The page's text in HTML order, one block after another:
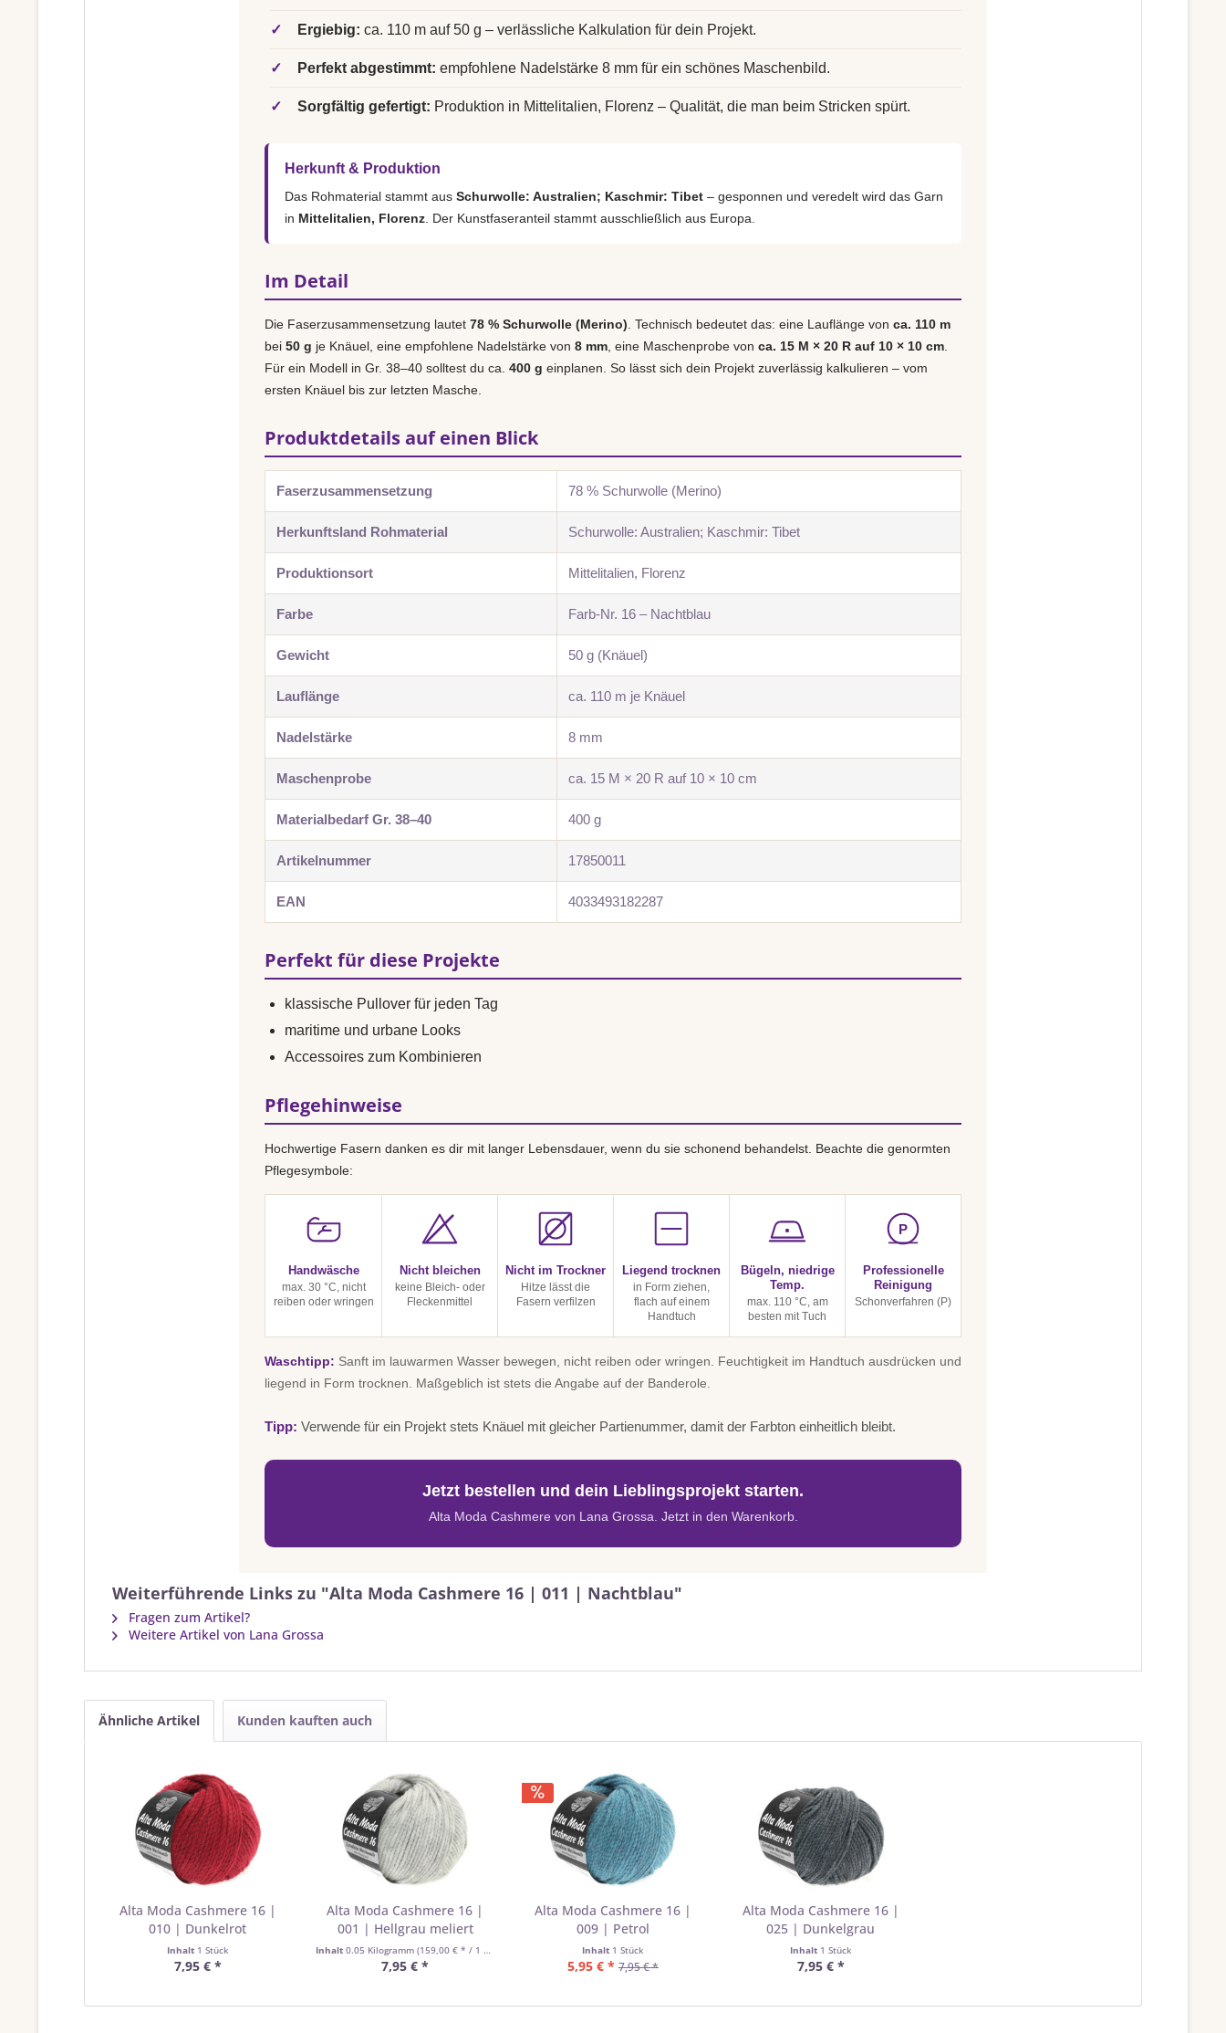
✓ Ergiebig: ca. 110 m auf 50 g – verlässliche Kalkulation für dein Projekt.
✓ Perfekt abgestimmt: empfohlene Nadelstärke 8 mm für ein schönes Maschenbild.
✓ Sorgfältig gefertigt: Produktion in Mittelitalien, Florenz – Qualität, die man beim Stricken spürt.
Herkunft & Produktion
Das Rohmaterial stammt aus Schurwolle: Australien; Kaschmir: Tibet – gesponnen und veredelt wird das Garn
in Mittelitalien, Florenz . Der Kunstfaseranteil stammt ausschließlich aus Europa.
Im Detail
Die Faserzusammensetzung lautet 78 % Schurwolle (Merino) . Technisch bedeutet das: eine Lauflänge von ca. 110 m
bei 50 g je Knäuel, eine empfohlene Nadelstärke von 8 mm , eine Maschenprobe von ca. 15 M × 20 R auf 10 × 10 cm
Für ein Modell in Gr. 38–40 solltest du ca. 400 g einplanen. So lässt sich dein Projekt zuverlässig kalkulieren – vom
ersten Knäuel bis zur letzten Masche.
Produktdetails auf einen Blick
Faserzusammensetzung 78 % Schurwolle (Merino)
Herkunftsland Rohmaterial Schurwolle: Australien; Kaschmir: Tibet
Produktionsort Mittelitalien, Florenz
Farbe Farb-Nr. 16 – Nachtblau
Gewicht 50 g (Knäuel)
Lauflänge ca. 110 m je Knäuel
Nadelstärke 8 mm
Maschenprobe ca. 15 M × 20 R auf 10 × 10 cm
Materialbedarf Gr. 38–40 400 g
Artikelnummer 17850011
EAN 4033493182287
Perfekt für diese Projekte
klassische Pullover für jeden Tag
maritime und urbane Looks
Accessoires zum Kombinieren
Pflegehinweise
Hochwertige Fasern danken es dir mit langer Lebensdauer, wenn du sie schonend behandelst. Beachte die genormten
Pflegesymbole:
Handwäsche
max. 30 °C, nicht
reiben oder wringen
Nicht bleichen
keine Bleich- oder
Fleckenmittel
Nicht im Trockner
Hitze lässt die
Fasern verfilzen
Liegend trocknen
in Form ziehen,
flach auf einem
Handtuch
Bügeln, niedrige
Temp.
max. 110 °C, am
besten mit Tuch
P
Professionelle
Reinigung
Schonverfahren (P)
Waschtipp: Sanft im lauwarmen Wasser bewegen, nicht reiben oder wringen. Feuchtigkeit im Handtuch ausdrücken und
liegend in Form trocknen. Maßgeblich ist stets die Angabe auf der Banderole.
Tipp: Verwende für ein Projekt stets Knäuel mit gleicher Partienummer, damit der Farbton einheitlich bleibt.
Jetzt bestellen und dein Lieblingsprojekt starten.
Alta Moda Cashmere von Lana Grossa. Jetzt in den Warenkorb.
Weiterführende Links zu "Alta Moda Cashmere 16 | 011 | Nachtblau"
Fragen zum Artikel?
Weitere Artikel von Lana Grossa
Ähnliche Artikel Kunden kauften auch
Alta Moda Cashmere 16 |
010 | Dunkelrot
Inhalt 1 Stück
7,95 € *
Alta Moda Cashmere 16 |
001 | Hellgrau meliert
Inhalt 0.05 Kilogramm (159,00 € * / 1 Kilogramm)
7,95 € *
Alta Moda Cashmere 16 |
009 | Petrol
Inhalt 1 Stück
5,95 € * 7,95 € *
Alta Moda Cashmere 16 |
025 | Dunkelgrau
Inhalt 1 Stück
7,95 € *